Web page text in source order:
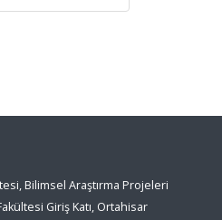
Bilimsel Araştırma Projeleri
Giriş Katı, Ortahisar